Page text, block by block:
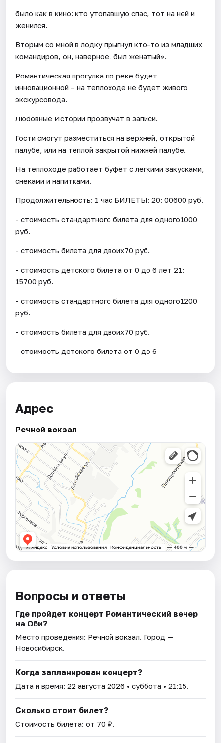
было как в кино: кто утопавшую спас, тот на ней и
женился.
Вторым со мной в лодку прыгнул кто-то из младших
командиров, он, наверное, был женатый».
Романтическая прогулка по реке будет
инновационной – на теплоходе не будет живого
экскурсовода.
Любовные Истории прозвучат в записи.
Гости смогут разместиться на верхней, открытой
палубе, или на теплой закрытой нижней палубе.
На теплоходе работает буфет с легкими закусками,
снеками и напитками.
Продолжительность: 1 час БИЛЕТЫ: 20: 00600 руб.
- стоимость стандартного билета для одного1000
руб.
- стоимость билета для двоих70 руб.
- стоимость детского билета от 0 до 6 лет 21:
15700 руб.
- стоимость стандартного билета для одного1200
руб.
- стоимость билета для двоих70 руб.
- стоимость детского билета от 0 до 6
Адрес
Речной вокзал
Вопросы и ответы
Где пройдет концерт Романтический вечер
на Оби?
Место проведения: Речной вокзал. Город —
Новосибирск.
Когда запланирован концерт?
Дата и время:22 августа 2026 • суббота • 21:15.
Сколько стоит билет?
Стоимость билета: от 70 ₽.